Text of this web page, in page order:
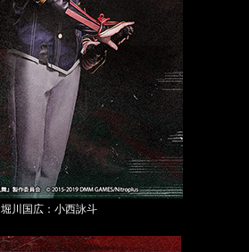
堀川国広：小西詠斗